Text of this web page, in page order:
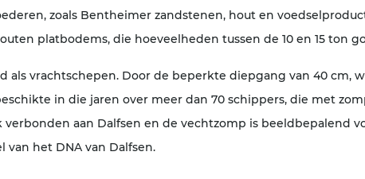
zoals Bentheimer zandstenen, hout en
platbodems, die hoeveelheden tussen de 10 en 15 ton
als vrachtschepen. Door de beperkte diepgang van 40 cm,
in die jaren over meer dan 70 schippers, die met
verbonden aan Dalfsen en de vechtzomp is beeldbepalend
van het DNA van Dalfsen.